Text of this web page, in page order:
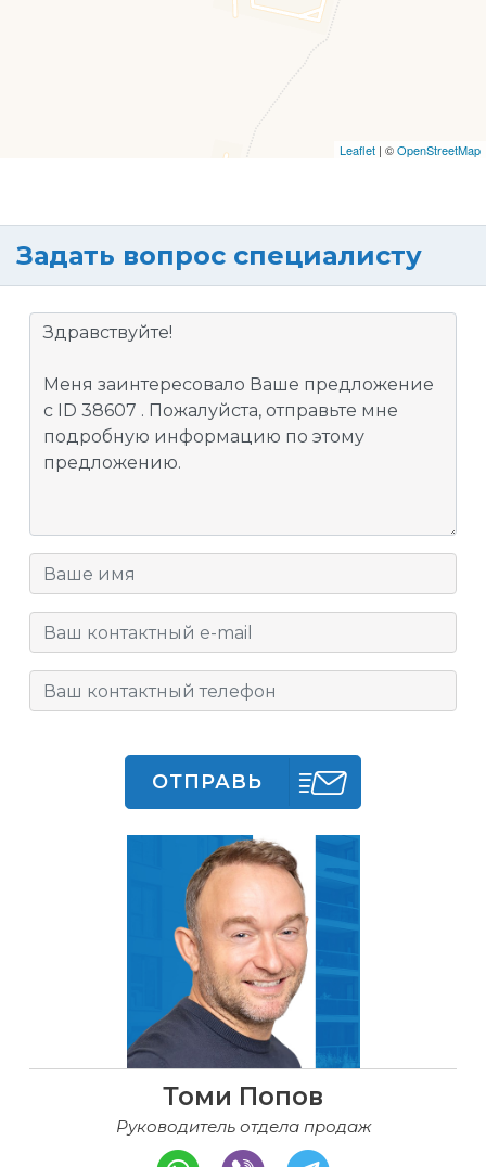
Leaflet | ©OpenStreetMap
Задать вопрос специалисту
ОТПРАВЬ
Томи Попов
Руководитель отдела продаж